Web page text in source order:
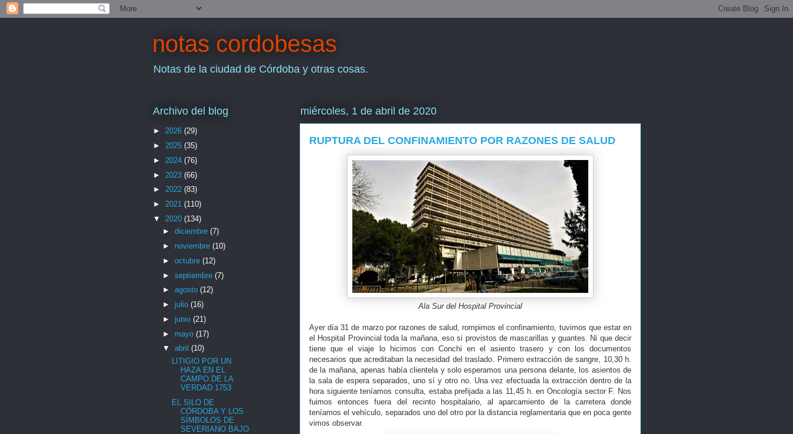
notas cordobesas
Notas de la ciudad de Córdoba y otras cosas.
miércoles, 1 de abril de 2020
RUPTURA DEL CONFINAMIENTO POR RAZONES DE SALUD
Ala Sur del Hospital Provincial
Ayer día 31 de marzo por razones de salud, rompimos el confinamiento, tuvimos que estar en
el Hospital Provincial toda la mañana, eso si provistos de mascarillas y guantes. Ni que decir
tiene que el viaje lo hicimos con Conchi en el asiento trasero y con los documentos
necesarios que acreditaban la necesidad del traslado. Primero extracción de sangre, 10,30 h.
de la mañana, apenas había clientela y solo esperamos una persona delante, los asientos de
la sala de espera separados, uno sí y otro no. Una vez efectuada la extracción dentro de la
hora siguiente teníamos consulta, estaba prefijada a las 11,45 h. en Oncología sector F. Nos
fuimos entonces fuera del recinto hospitalario, al aparcamiento de la carretera donde
teníamos el vehículo, separados uno del otro por la distancia reglamentaria que en poca gente
vimos observar.
Archivo del blog
► 2026 (29)
► 2025 (35)
► 2024 (76)
► 2023 (66)
► 2022 (83)
► 2021 (110)
▼ 2020 (134)
► diciembre (7)
► noviembre (10)
► octubre (12)
► septiembre (7)
► agosto (12)
► julio (16)
► junio (21)
► mayo (17)
▼ abril (10)
LITIGIO POR UN
HAZA EN EL
CAMPO DE LA
VERDAD 1753
EL SILO DE
CÓRDOBA Y LOS
SÍMBOLOS DE
SEVERIANO BAJO